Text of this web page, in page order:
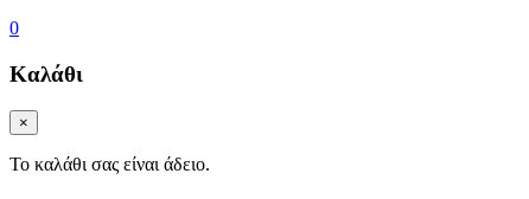
0
Καλάθι
×
Το καλάθι σας είναι άδειο.